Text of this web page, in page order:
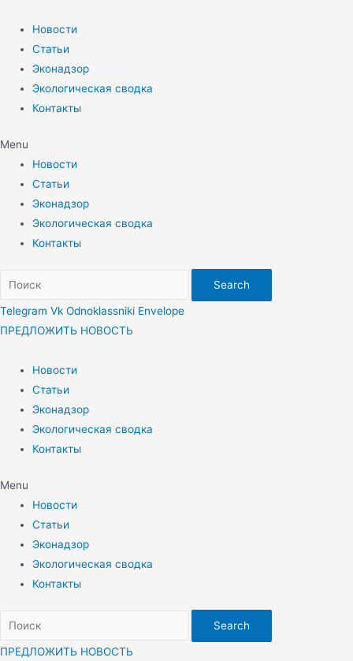
содержимому
Новости
Статьи
Эконадзор
Экологическая сводка
Контакты
Menu
Новости
Статьи
Эконадзор
Экологическая сводка
Контакты
Search
Telegram Vk Odnoklassniki Envelope
ПРЕДЛОЖИТЬ НОВОСТЬ
Новости
Статьи
Эконадзор
Экологическая сводка
Контакты
Menu
Новости
Статьи
Эконадзор
Экологическая сводка
Контакты
Search
ПРЕДЛОЖИТЬ НОВОСТЬ